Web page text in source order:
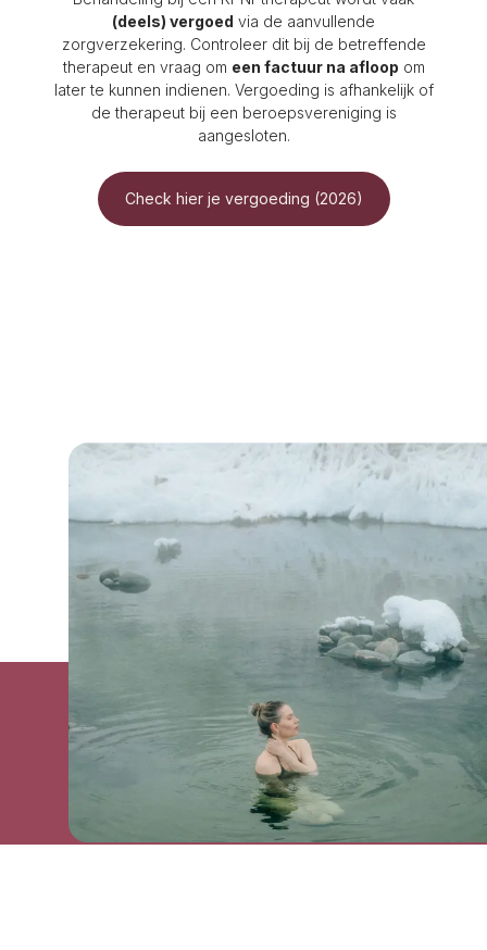
(deels) vergoed via de aanvullende
zorgverzekering. Controleer dit bij de betreffende
therapeut en vraag om een factuur na afloop om
later te kunnen indienen. Vergoeding is afhankelijk of
de therapeut bij een beroepsvereniging is
aangesloten.
Check hier je vergoeding (2026)